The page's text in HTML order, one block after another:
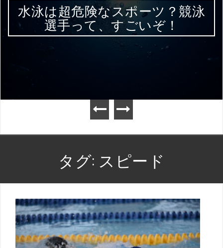
水泳は超危険なスポーツ？競泳
選手って、すごいぞ！
タグ: スピード